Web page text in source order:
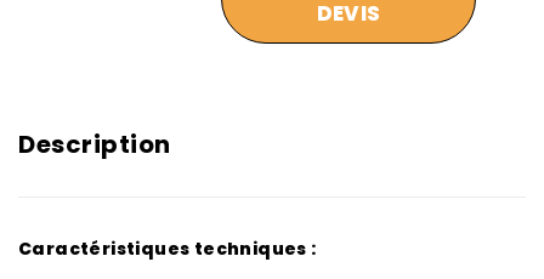
DEVIS
Description
Caractéristiques techniques :